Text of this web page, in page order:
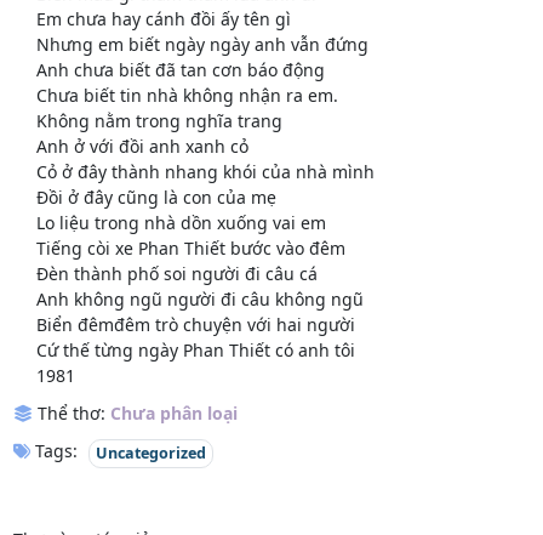
Em chưa hay cánh đồi ấy tên gì
Nhưng em biết ngày ngày anh vẫn đứng
Anh chưa biết đã tan cơn báo động
Chưa biết tin nhà không nhận ra em.
Không nằm trong nghĩa trang
Anh ở với đồi anh xanh cỏ
Cỏ ở đây thành nhang khói của nhà mình
Đồi ở đây cũng là con của mẹ
Lo liệu trong nhà dồn xuống vai em
Tiếng còi xe Phan Thiết bước vào đêm
Đèn thành phố soi người đi câu cá
Anh không ngũ người đi câu không ngũ
Biển đêmđêm trò chuyện với hai người
Cứ thế từng ngày Phan Thiết có anh tôi
1981
Thể thơ: Chưa phân loại
Tags:
Uncategorized